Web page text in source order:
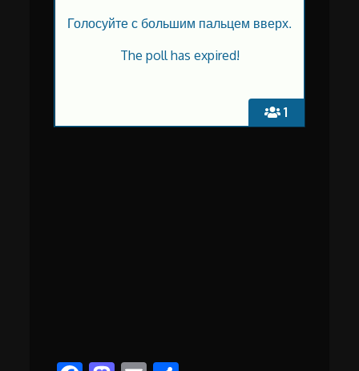
1
Голосуйте с большим пальцем вверх.
The poll has expired!